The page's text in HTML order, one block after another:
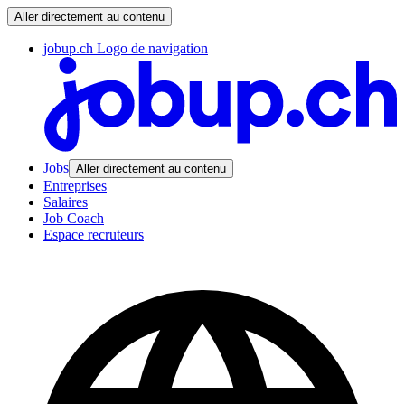
Aller directement au contenu
jobup.ch Logo de navigation
Jobs Aller directement au contenu
Entreprises
Salaires
Job Coach
Espace recruteurs